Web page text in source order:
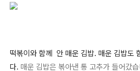
떡볶이와 함께 안 매운 김밥. 매운 김밥도
다. 매운 김밥은 볶아낸 통 고추가 들어갔